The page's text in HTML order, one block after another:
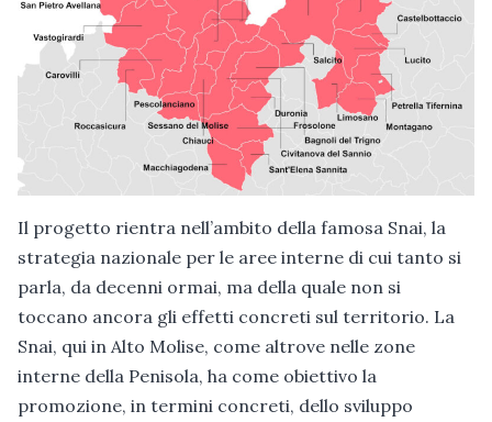
Il progetto rientra nell’ambito della famosa Snai, la
strategia nazionale per le aree interne di cui tanto si
parla, da decenni ormai, ma della quale non si
toccano ancora gli effetti concreti sul territorio. La
Snai, qui in Alto Molise, come altrove nelle zone
interne della Penisola, ha come obiettivo la
promozione, in termini concreti, dello sviluppo